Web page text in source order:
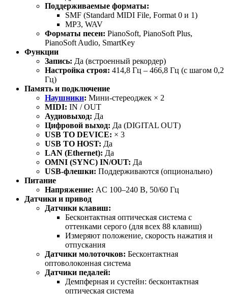
Поддерживаемые форматы:
SMF (Standard MIDI File, Format 0 и 1)
MP3, WAV
Форматы песен: PianoSoft, PianoSoft Plus,
PianoSoft Audio, SmartKey
Функции
Запись: Да (встроенный рекордер)
Настройка строя: 414,8 Гц – 466,8 Гц (с шагом 0,2
Гц)
Память и подключение
Наушники: Мини-стереоджек × 2
MIDI: IN / OUT
Аудиовыход: Да
Цифровой выход: Да (DIGITAL OUT)
USB TO DEVICE: × 3
USB TO HOST: Да
LAN (Ethernet): Да
OMNI (SYNC) IN/OUT: Да
USB-флешки: Поддерживаются (опционально)
Питание
Напряжение: AC 100–240 В, 50/60 Гц
Датчики и привод
Датчики клавиш:
Бесконтактная оптическая система с
оттенками серого (для всех 88 клавиш)
Измеряют положение, скорость нажатия и
отпускания
Датчики молоточков: Бесконтактная
оптоволоконная система
Датчики педалей:
Демпферная и сустейн: бесконтактная
оптическая система